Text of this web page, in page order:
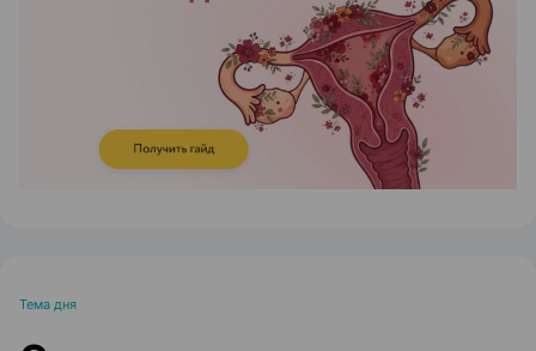
ЭФФЕКТИВНАЯ РЕКЛАМА НА САЙТЕ
Тема дня